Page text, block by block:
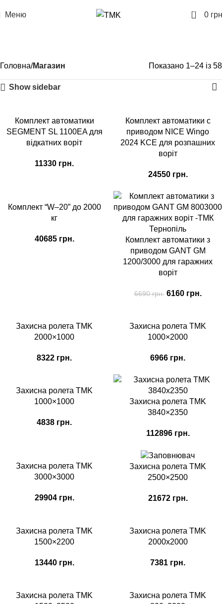
Меню 0 0
Головна Магазин Показано 1–24 із 58
Show sidebar
Комплект автоматики
SEGMENT SL 1100EA для
відкатних воріт
11330 грн.
Комплект автоматики с
приводом NICE Wingo
2024 KCE для розпашних
воріт
24550грн.
Комплект “W–20” до 2000
кг
40685грн.
Комплект автоматики з
приводом GANT GM
1200/3000 для гаражних
воріт
6690грн. 6160грн.
Захисна ролета TMK
2000×1000
8322 грн.
Захисна ролета TMK
1000×2000
6966 грн.
Захисна ролета TMK
1000×1000
4838 грн.
Захисна ролета TMK
3840×2350
112896грн.
Захисна ролета TMK
3000×3000
29904грн.
Захисна ролета TMK
2500×2500
21672грн.
Захисна ролета TMK
1500×2200
13440грн.
Захисна ролета TMK
2000х2000
7381 грн.
Захисна ролета TMK
Захисна ролета TMK